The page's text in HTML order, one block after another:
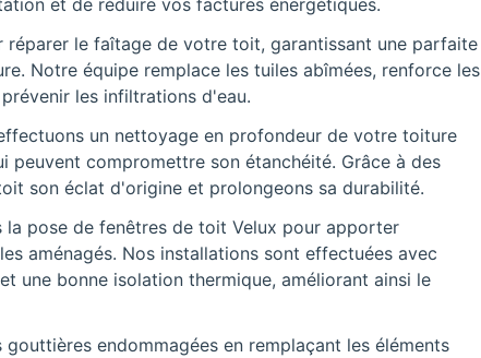
et de réduire vos factures énergétiques.
réparer le faîtage de votre toit, garantissant une parfaite
Notre équipe remplace les tuiles abîmées, renforce les
les infiltrations d'eau.
un nettoyage en profondeur de votre toiture
peuvent compromettre son étanchéité. Grâce à des
son éclat d'origine et prolongeons sa durabilité.
la pose de fenêtres de toit Velux pour apporter
aménagés. Nos installations sont effectuées avec
une bonne isolation thermique, améliorant ainsi le
endommagées en remplaçant les éléments